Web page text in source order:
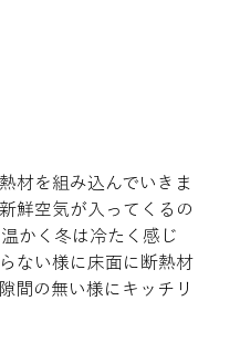
材を組み込んでいきま
鮮空気が入ってくるの
かく冬は冷たく感じ
ない様に床面に断熱材
間の無い様にキッチリ